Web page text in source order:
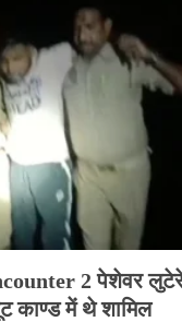
2 पेशेवर
काण्‍ड में थे शामिल